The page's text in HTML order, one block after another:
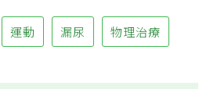
運動 漏尿 物理治療